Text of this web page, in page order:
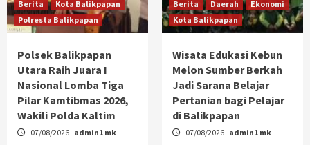
Berita
Kota Balikpapan
Polresta Balikpapan
Polsek Balikpapan
Utara Raih Juara I
Nasional Lomba Tiga
Pilar Kamtibmas 2026,
Wakili Polda Kaltim
07/08/2026 admin1 mk
Berita Daerah
Ekonomi
Kota Balikpapan
Wisata Edukasi Kebun
Melon Sumber Berkah
Jadi Sarana Belajar
Pertanian bagi Pelajar
di Balikpapan
07/08/2026 admin1 mk